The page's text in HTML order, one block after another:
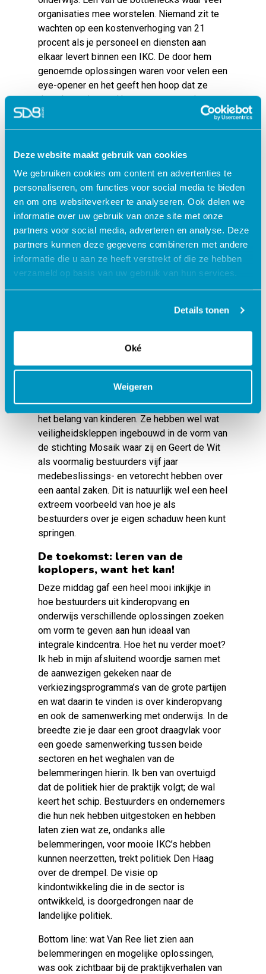
Deze website maakt gebruik van cookies
We gebruiken cookies om content en advertenties te
personaliseren, om functies voor social media te bieden
en om ons websiteverkeer te analyseren. Ook delen we
informatie over uw gebruik van onze site met onze
partners voor social media, adverteren en analyse. Deze
partners kunnen deze gegevens combineren met andere
informatie die u aan ze heeft verstrekt of die ze hebben
verzameld op basis van uw gebruik van hun services.
Details tonen
Oké
Weigeren
organisaties mee worstelen. Niemand zit te
wachten op een kostenverhoging van 21
procent als je personeel en diensten aan
elkaar levert binnen een IKC. De door hem
genoemde oplossingen waren voor velen een
eye-opener en het geeft hen hoop dat ze
deze kwestie goed kunnen gaan regelen.
Eigen belang? Niet bij de wegens
Groep
Een wel heel gedurfde stap om een hoop
praktische belemmeringen te omzeilen, is het
voorbeeld van de Kinderopvang Groep in
Tilburg en omstreken. Harriëtte Koning,
voormalig bestuurder van de Kinderopvang
Groep, heeft een heel indrukwekkend verhaal.
Hoe zij als grote en succesvolle
kinderopvangorganisatie het lef hebben
gehad om – juist in het belang van het kind –
splitsen in vier delen die fuseren met
Ik vind het een fenomenaal verhaal hoe zij
aan vastgoed schenken aan de vier nieuwe
gefuseerde organisaties. En dit alles vanuit
het belang van kinderen. Ze hebben wel wat
veiligheidskleppen ingebouwd in de vorm van
de stichting Mosaik waar zij en Geert de Wit
als voormalig bestuurders vijf jaar
medebeslissings- en vetorecht hebben over
een aantal zaken. Dit is natuurlijk wel een heel
extreem voorbeeld van hoe je als
bestuurders over je eigen schaduw heen kunt
springen.
De toekomst: leren van de
koplopers, want het kan!
Deze middag gaf een heel mooi inkijkje in
hoe bestuurders uit kinderopvang en
onderwijs verschillende oplossingen zoeken
om vorm te geven aan hun ideaal van
integrale kindcentra. Hoe het nu verder moet?
Ik heb in mijn afsluitend woordje samen met
de aanwezigen gekeken naar de
verkiezingsprogramma’s van de grote partijen
en wat daarin te vinden is over kinderopvang
en ook de samenwerking met onderwijs. In de
breedte zie je daar een groot draagvlak voor
een goede samenwerking tussen beide
sectoren en het weghalen van de
belemmeringen hierin. Ik ben van overtuigd
dat de politiek hier de praktijk volgt; de wal
keert het schip. Bestuurders en ondernemers
die hun nek hebben uitgestoken en hebben
laten zien wat ze, ondanks alle
belemmeringen, voor mooie IKC’s hebben
kunnen neerzetten, trekt politiek Den Haag
over de drempel. De visie op
kindontwikkeling die in de sector is
ontwikkeld, is doorgedrongen naar de
landelijke politiek.
Bottom line: wat Van Ree liet zien aan
belemmeringen en mogelijke oplossingen,
was ook zichtbaar bij de praktijkverhalen van